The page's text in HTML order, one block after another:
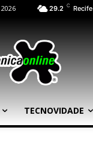
2026 29.2 C Recife
TECNOVIDADE